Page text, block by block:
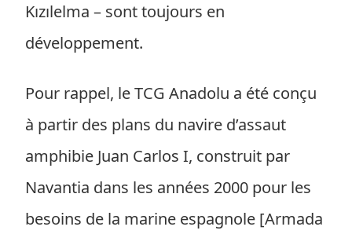
Kızılelma – sont toujours en
développement.
Pour rappel, le TCG Anadolu a été conçu
à partir des plans du navire d’assaut
amphibie Juan Carlos I, construit par
Navantia dans les années 2000 pour les
besoins de la marine espagnole [Armada